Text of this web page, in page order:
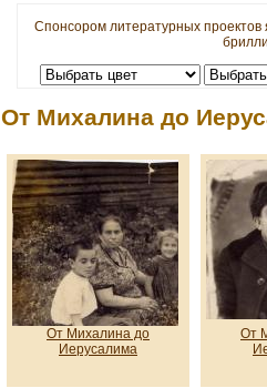
Спонсором литературных
От Михалина до
От Михалина до
Иерусалима
От